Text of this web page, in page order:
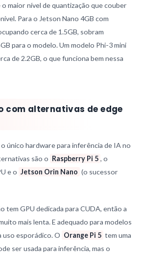
maior nível de quantização que couber
Para o Jetson Nano 4GB com
cerca de 1.5GB, sobram
para o modelo. Um modelo Phi-3 mini
de 2.2GB, o que funciona bem nessa
com alternativas de edge
único hardware para inferência de IA no
são o Raspberry Pi 5 , o
e o Jetson Orin Nano (o sucessor
tem GPU dedicada para CUDA, então a
mais lenta. E adequado para modelos
uso esporádico. O Orange Pi 5 tem uma
ser usada para inferência, mas o